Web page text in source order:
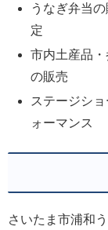
うなぎ弁当
定
市内土産品
の販売
ステージシ
ォーマンス
さいたま市浦和